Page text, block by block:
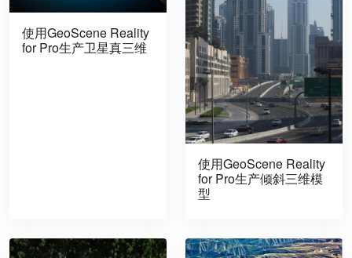
使用GeoScene Reality
for Pro生产卫星真三维
使用GeoScene Reality
for Pro生产倾斜三维模
型